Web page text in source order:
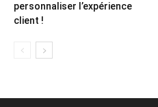
personnaliser l’expérience
client !